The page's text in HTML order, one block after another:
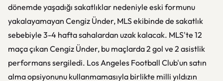
dönemde yaşadığı sakatlıklar nedeniyle eski formunu
yakalayamayan Cengiz Ünder, MLS ekibinde de sakatlık
sebebiyle 3-4 hafta sahalardan uzak kalacak. MLS'te 12
maça çıkan Cengiz Ünder, bu maçlarda 2 gol ve 2 asistlik
performans sergiledi. Los Angeles Football Club'un satın
alma opsiyonunu kullanmamasıyla birlikte milli yıldızın